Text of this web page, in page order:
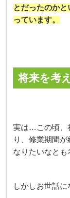
とだったのか
っています。
将来を考
実は…この頃、
り、修業期間
なりたいなとも
しかしお世話に